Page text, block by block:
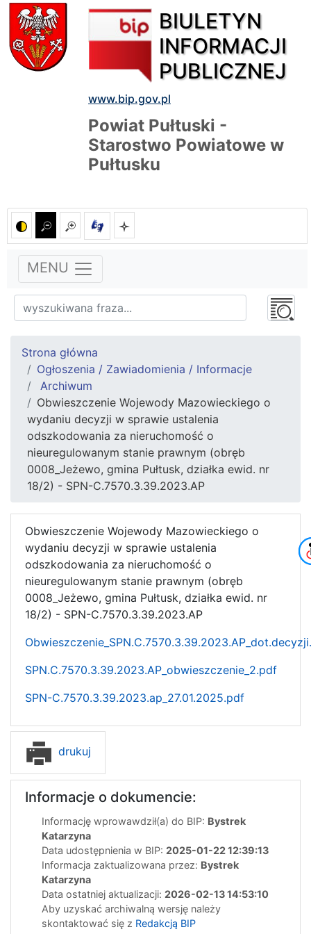
BIULETYN
INFORMACJI
PUBLICZNEJ
www.bip.gov.pl
Powiat Pułtuski -
Starostwo Powiatowe w
Pułtusku
MENU
Strona główna
Ogłoszenia / Zawiadomienia / Informacje
Archiwum
Obwieszczenie Wojewody Mazowieckiego o
wydaniu decyzji w sprawie ustalenia
odszkodowania za nieruchomość o
nieuregulowanym stanie prawnym (obręb
0008_Jeżewo, gmina Pułtusk, działka ewid. nr
18/2) - SPN-C.7570.3.39.2023.AP
Obwieszczenie Wojewody Mazowieckiego o
wydaniu decyzji w sprawie ustalenia
odszkodowania za nieruchomość o
nieuregulowanym stanie prawnym (obręb
0008_Jeżewo, gmina Pułtusk, działka ewid. nr
18/2) - SPN-C.7570.3.39.2023.AP
SPN.C.7570.3.39.2023.AP_obwieszczenie_2.pdf
SPN-C.7570.3.39.2023.ap_27.01.2025.pdf
drukuj
Informacje o dokumencie:
Informację wprowawdził(a) do BIP: Bystrek
Katarzyna
Data udostępnienia w BIP: 2025-01-22 12:39:13
Informacja zaktualizowana przez: Bystrek
Katarzyna
Data ostatniej aktualizacji: 2026-02-13 14:53:10
Aby uzyskać archiwalną wersję należy
skontaktować się z Redakcją BIP